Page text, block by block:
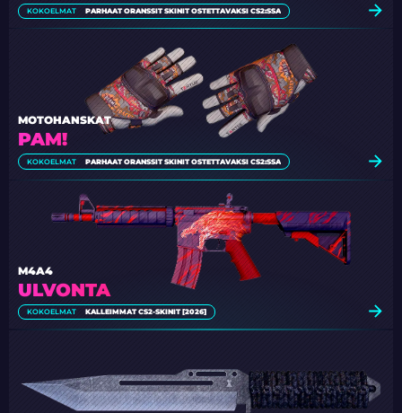
KOKOELMAT PARHAAT ORANSSIT SKINIT OSTETTAVAKSI CS2:SSA
PAM!
MOTOHANSKAT
KOKOELMAT PARHAAT ORANSSIT SKINIT OSTETTAVAKSI CS2:SSA
ULVONTA
M4A4
KOKOELMAT KALLEIMMAT CS2-SKINIT [2026]